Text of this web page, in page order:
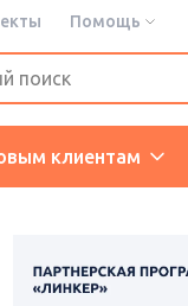
Помощь
клиентам